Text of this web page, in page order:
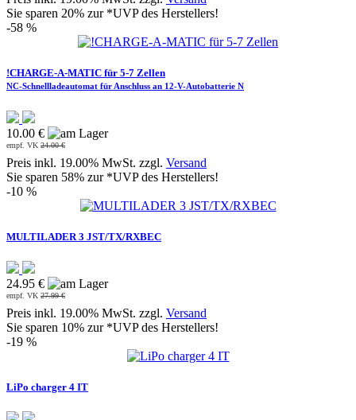
Sie sparen 20% zur *UVP des Herstellers!
-58 %
!CHARGE-A-MATIC für 5-7 Zellen
NC-Schnellladeautomat für Anschluss an 12-V-Autobatterie N
10.00 €
empf. VK 24.00 €
Preis inkl. 19.00% MwSt. zzgl. Versand
Sie sparen 58% zur *UVP des Herstellers!
-10 %
MULTILADER 3 JST/TX/RXBEC
24.95 €
empf. VK 27.99 €
Preis inkl. 19.00% MwSt. zzgl. Versand
Sie sparen 10% zur *UVP des Herstellers!
-19 %
LiPo charger 4 IT